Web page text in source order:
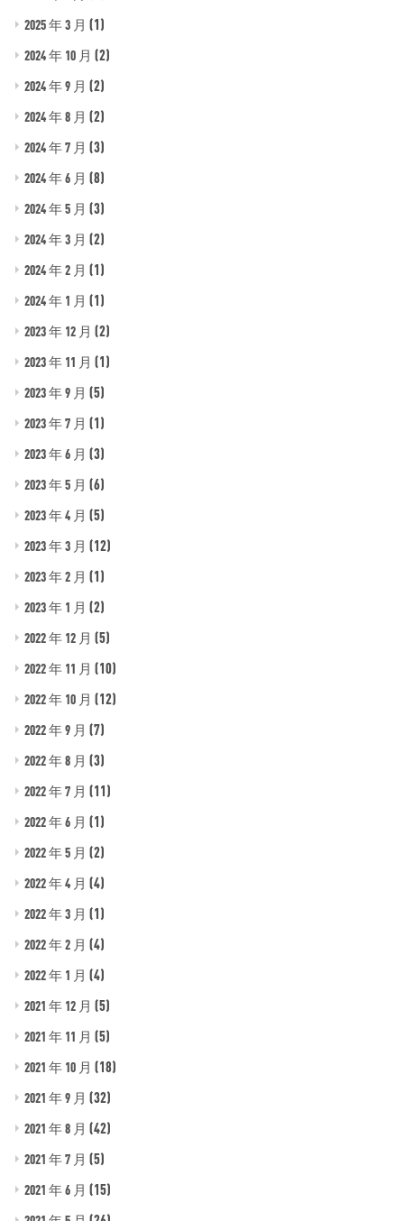
2025 年 3 月 (1)
2024 年 10 月 (2)
2024 年 9 月 (2)
2024 年 8 月 (2)
2024 年 7 月 (3)
2024 年 6 月 (8)
2024 年 5 月 (3)
2024 年 3 月 (2)
2024 年 2 月 (1)
2024 年 1 月 (1)
2023 年 12 月 (2)
2023 年 11 月 (1)
2023 年 9 月 (5)
2023 年 7 月 (1)
2023 年 6 月 (3)
2023 年 5 月 (6)
2023 年 4 月 (5)
2023 年 3 月 (12)
2023 年 2 月 (1)
2023 年 1 月 (2)
2022 年 12 月 (5)
2022 年 11 月 (10)
2022 年 10 月 (12)
2022 年 9 月 (7)
2022 年 8 月 (3)
2022 年 7 月 (11)
2022 年 6 月 (1)
2022 年 5 月 (2)
2022 年 4 月 (4)
2022 年 3 月 (1)
2022 年 2 月 (4)
2022 年 1 月 (4)
2021 年 12 月 (5)
2021 年 11 月 (5)
2021 年 10 月 (18)
2021 年 9 月 (32)
2021 年 8 月 (42)
2021 年 7 月 (5)
2021 年 6 月 (15)